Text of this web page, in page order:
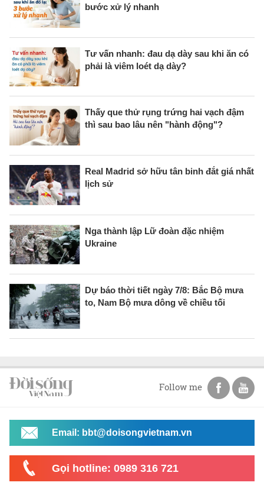
bước xử lý nhanh
Tư vấn nhanh: đau dạ dày sau khi ăn có
phải là viêm loét dạ dày?
Thấy que thử rụng trứng hai vạch đậm
thì sau bao lâu nên "hành động"?
Real Madrid sở hữu tân binh đắt giá nhất
lịch sử
Nga thành lập Lữ đoàn đặc nhiệm
Ukraine
Dự báo thời tiết ngày 7/8: Bắc Bộ mưa
to, Nam Bộ mưa dông về chiều tối
Follow me
Email: bbt@doisongvietnam.vn
Gọi hotline: 0989 316 721